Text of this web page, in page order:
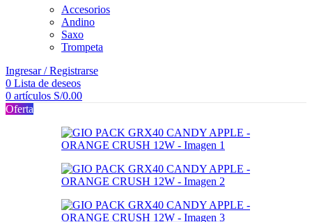
Accesorios
Andino
Saxo
Trompeta
Ingresar / Registrarse
0 Lista de deseos
0 artículos S/0.00
Oferta